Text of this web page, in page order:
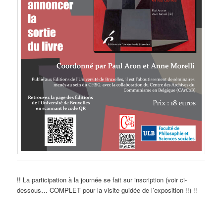
!! La participation à la journée se fait sur inscription (voir ci-
dessous… COMPLET pour la visite guidée de l’exposition !!) !!